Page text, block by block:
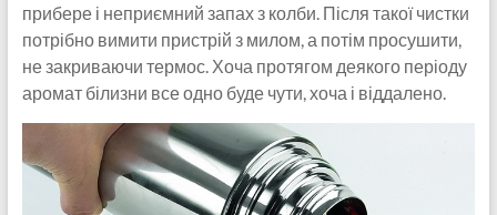
прибере і неприємний запах з колби. Після такої чистки
потрібно вимити пристрій з милом, а потім просушити,
не закриваючи термос. Хоча протягом деякого періоду
аромат білизни все одно буде чути, хоча і віддалено.